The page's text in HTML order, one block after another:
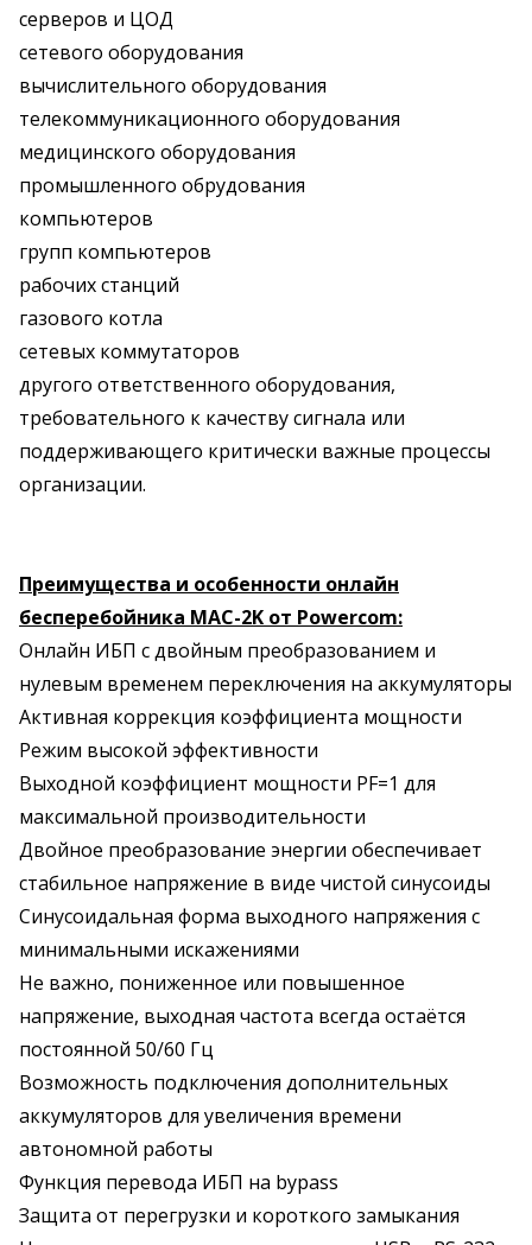
серверов и ЦОД
сетевого оборудования
вычислительного оборудования
телекоммуникационного оборудования
медицинского оборудования
промышленного обрудования
компьютеров
групп компьютеров
рабочих станций
газового котла
сетевых коммутаторов
другого ответственного оборудования,
требовательного к качеству сигнала или
поддерживающего критически важные процессы
организации.
Преимущества и особенности онлайн
бесперебойника MAC-2K от Powercom:
Онлайн ИБП с двойным преобразованием и
нулевым временем переключения на аккумуляторы
Активная коррекция коэффициента мощности
Режим высокой эффективности
Выходной коэффициент мощности PF=1 для
максимальной производительности
Двойное преобразование энергии обеспечивает
стабильное напряжение в виде чистой синусоиды
Синусоидальная форма выходного напряжения с
минимальными искажениями
Не важно, пониженное или повышенное
напряжение, выходная частота всегда остаётся
постоянной 50/60 Гц
Возможность подключения дополнительных
аккумуляторов для увеличения времени
автономной работы
Функция перевода ИБП на bypass
Защита от перегрузки и короткого замыкания